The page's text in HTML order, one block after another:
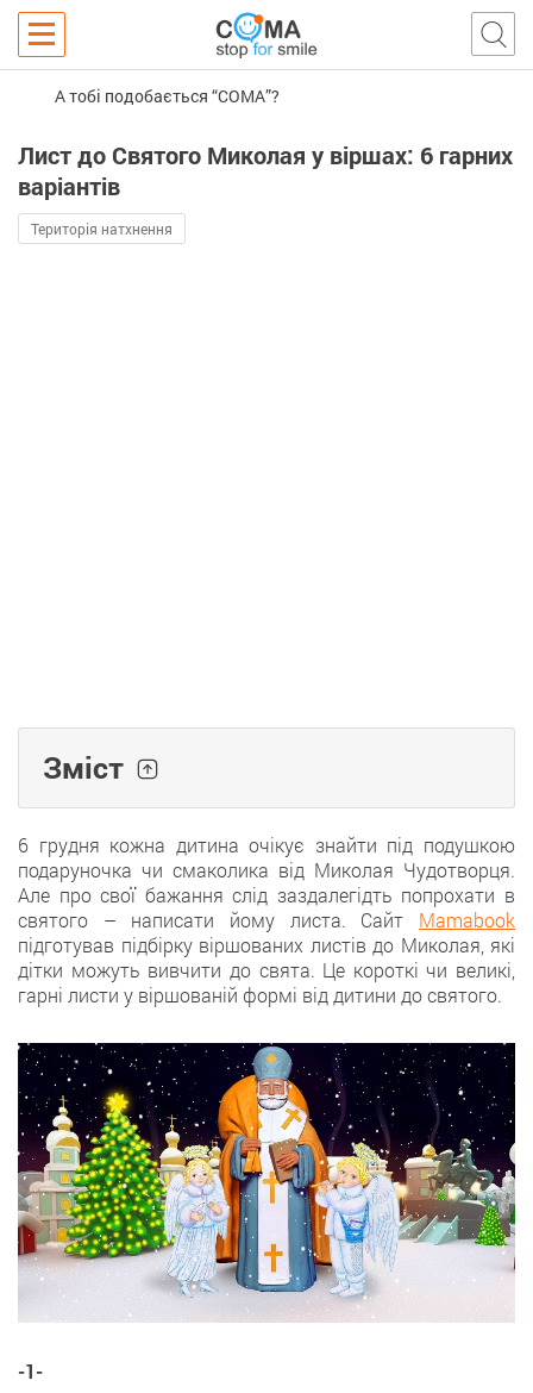
А тобі подобається “COMA”?
Лист до Святого Миколая у віршах: 6 гарних
варіантів
Територія натхнення
Зміст
6 грудня кожна дитина очікує знайти під подушкою
подаруночка чи смаколика від Миколая Чудотворця.
Але про свої бажання слід заздалегідть попрохати в
святого – написати йому листа. Сайт Mamabook
підготував підбірку віршованих листів до Миколая, які
дітки можуть вивчити до свята. Це короткі чи великі,
гарні листи у віршованій формі від дитини до святого.
-1-